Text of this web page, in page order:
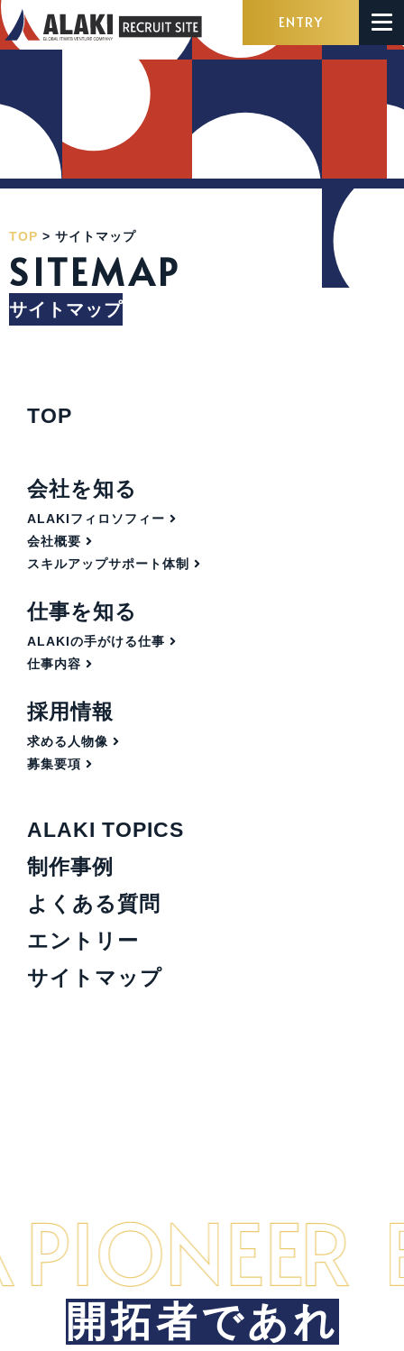
ENTRY
TOP > サイトマップ
SITEMAP
サイトマップ
TOP
会社を知る
ALAKIフィロソフィー
会社概要
スキルアップサポート体制
仕事を知る
ALAKIの手がける仕事
仕事内容
採用情報
求める人物像
募集要項
ALAKI TOPICS
制作事例
よくある質問
エントリー
サイトマップ
開拓者であれ